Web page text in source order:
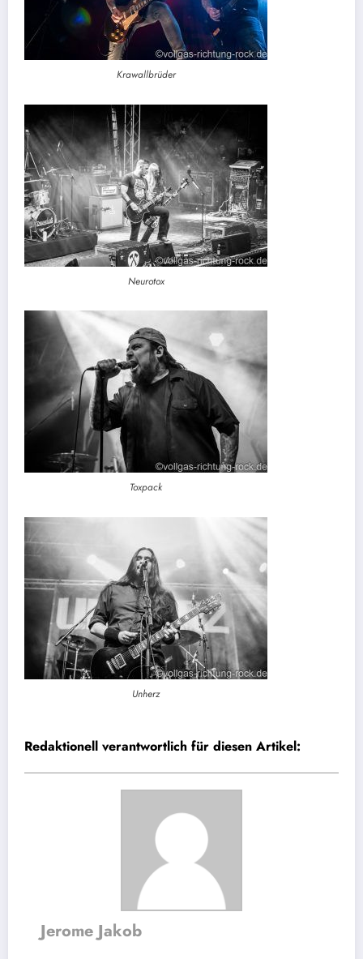
Krawallbrüder
Neurotox
Toxpack
Unherz
Redaktionell verantwortlich für diesen Artikel:
Jerome Jakob